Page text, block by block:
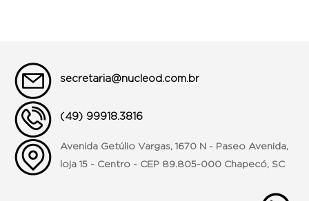
secretaria@nucleod.com.br
(49) 99918.3816
Avenida Getúlio Vargas, 1670 N - Paseo Avenida,
loja 15 - Centro - CEP 89.805-000 Chapecó, SC